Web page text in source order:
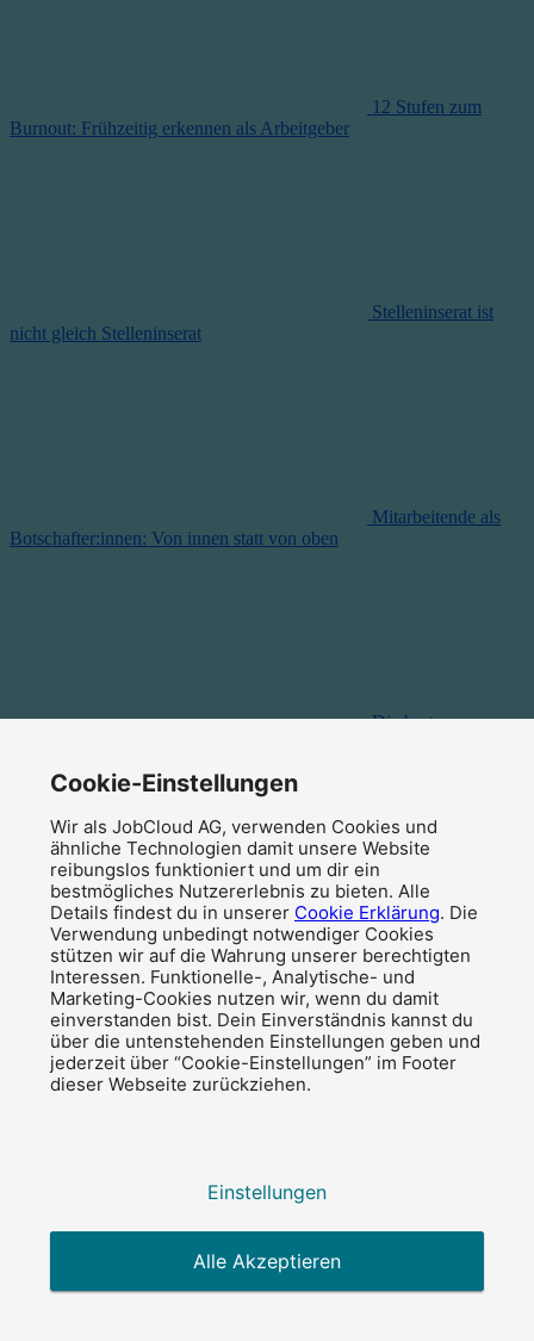
12 Stufen zum
Burnout: Frühzeitig erkennen als Arbeitgeber
Stelleninserat ist
nicht gleich Stelleninserat
Mitarbeitende als
Botschafter:innen: Von innen statt von oben
Die besten
Es ist immer zu
spät, über den Lohn zu sprechen
Cookie-Einstellungen
Wir als JobCloud AG, verwenden Cookies und
ähnliche Technologien damit unsere Website
reibungslos funktioniert und um dir ein
bestmögliches Nutzererlebnis zu bieten. Alle
Details findest du in unserer Cookie Erklärung. Die
Verwendung unbedingt notwendiger Cookies
stützen wir auf die Wahrung unserer berechtigten
Interessen. Funktionelle-, Analytische- und
Marketing-Cookies nutzen wir, wenn du damit
einverstanden bist. Dein Einverständnis kannst du
über die untenstehenden Einstellungen geben und
jederzeit über “Cookie-Einstellungen” im Footer
dieser Webseite zurückziehen.
Einstellungen
Alle Akzeptieren